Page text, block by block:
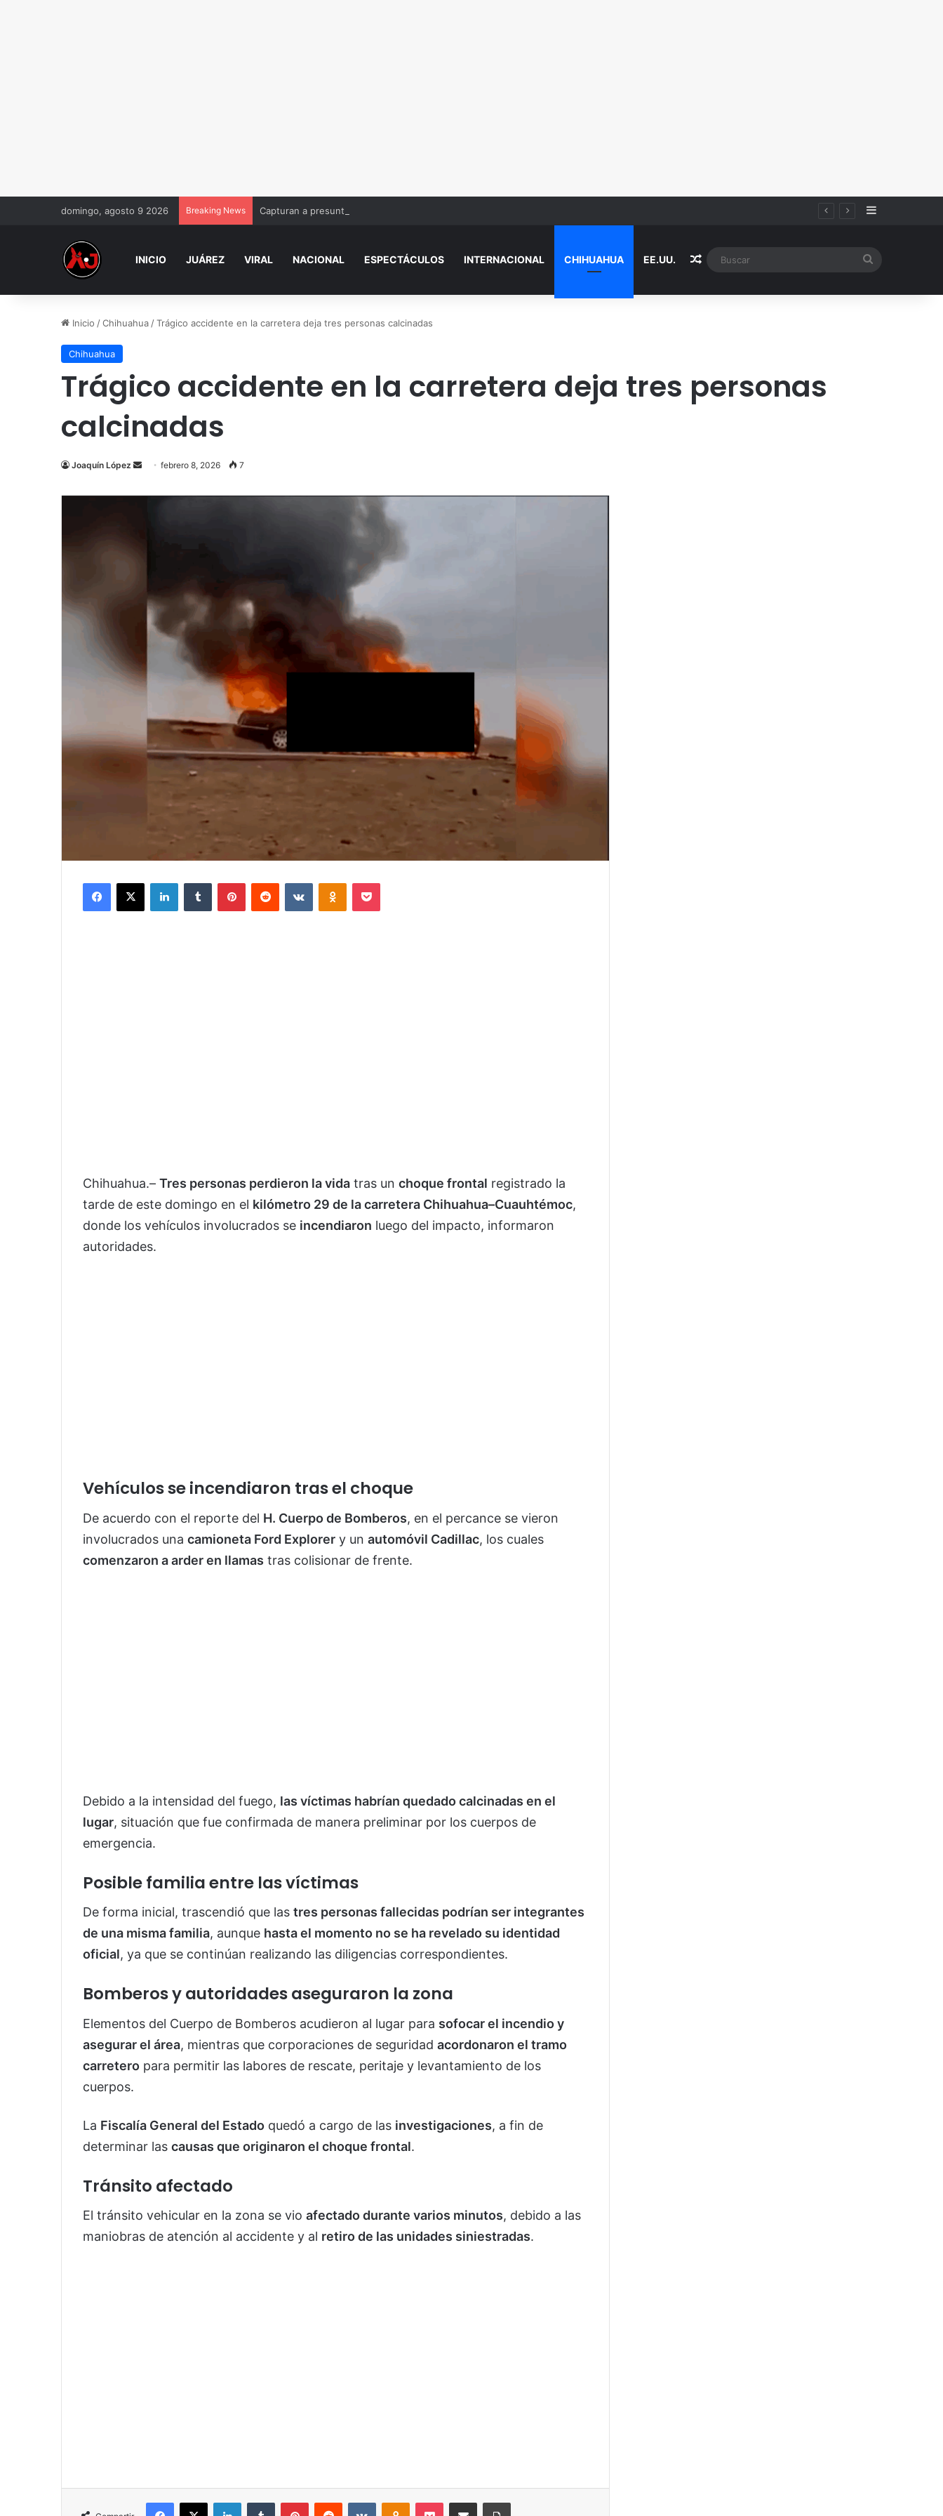
domingo, agosto 9 2026 Breaking News Capturan a presunto responsable de empujar a adulto mayor a su muerte Sidebar
INICIO JUÁREZ VIRAL NACIONAL ESPECTÁCULOS INTERNACIONAL CHIHUAHUA EE.UU. Random Article
Inicio /Chihuahua /Trágico accidente en la carretera deja tres personas calcinadas
Chihuahua
Trágico accidente en la carretera deja tres personas
calcinadas
Joaquín López
Send
email
febrero 8, 2026 7
Facebook
X LinkedInTumblr PinterestReddit VKontakteOdnoklassniki
Pocket
Chihuahua.– Tres personas perdieron la vida tras un choque frontal registrado la
tarde de este domingo en el kilómetro 29 de la carretera Chihuahua–Cuauhtémoc,
donde los vehículos involucrados se incendiaron luego del impacto, informaron
autoridades.
Vehículos se incendiaron tras el choque
De acuerdo con el reporte del H. Cuerpo de Bomberos, en el percance se vieron
involucrados una camioneta Ford Explorer y un automóvil Cadillac, los cuales
comenzaron a arder en llamas tras colisionar de frente.
Debido a la intensidad del fuego, las víctimas habrían quedado calcinadas en el
lugar, situación que fue confirmada de manera preliminar por los cuerpos de
emergencia.
Posible familia entre las víctimas
De forma inicial, trascendió que las tres personas fallecidas podrían ser integrantes
de una misma familia, aunque hasta el momento no se ha revelado su identidad
oficial, ya que se continúan realizando las diligencias correspondientes.
Bomberos y autoridades aseguraron la zona
Elementos del Cuerpo de Bomberos acudieron al lugar para sofocar el incendio y
asegurar el área, mientras que corporaciones de seguridad acordonaron el tramo
carretero para permitir las labores de rescate, peritaje y levantamiento de los
cuerpos.
La Fiscalía General del Estado quedó a cargo de las investigaciones, a fin de
determinar las causas que originaron el choque frontal.
Tránsito afectado
El tránsito vehicular en la zona se vio afectado durante varios minutos, debido a las
maniobras de atención al accidente y al retiro de las unidades siniestradas.
Facebook
X LinkedInTumblr PinterestReddit VKontakteOdnoklassniki
Pocket Share via Email Print